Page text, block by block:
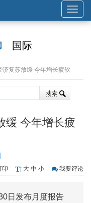
展
开
国际
济复苏放缓 今年增长疲软
缓 今年增长疲
印
大 中 小 我要评论
日发布月度报告